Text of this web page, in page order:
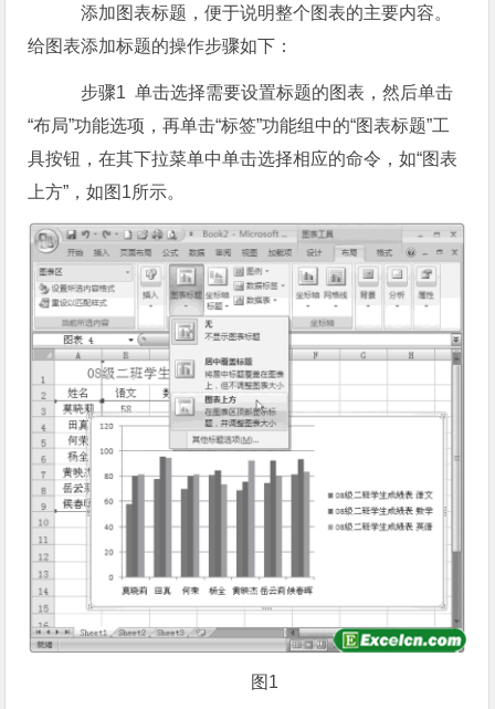
添加图表标题，便于说明整个图表的主要内容。
给图表添加标题的操作步骤如下：
步骤1 单击选择需要设置标题的图表，然后单击
“布局”功能选项，再单击“标签”功能组中的“图表标题”工
具按钮，在其下拉菜单中单击选择相应的命令，如“图表
上方”，如图1所示。
图1